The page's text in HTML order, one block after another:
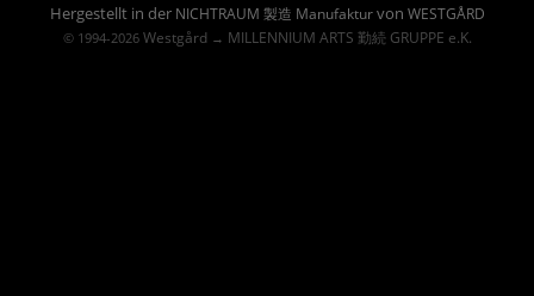
Hergestellt in der NICHTRAUM 製造 Manufakturvon WESTGÅRD
© 1994-2026 Westgård→ MILLENNIUM ARTS 勤続 GRUPPE e.K.